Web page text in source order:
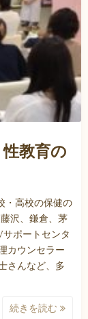
教育の
・高校の保健の
沢、鎌倉、茅
ポートセンタ
カウンセラー
さんなど、多
続きを読む